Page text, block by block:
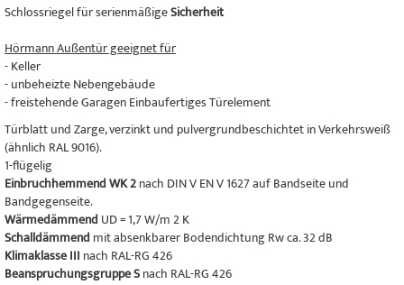
Schlossriegel für serienmäßigeSicherheit
Hörmann Außentür geeignet für
- Keller
- unbeheizte Nebengebäude
- freistehende Garagen Einbaufertiges Türelement
Türblatt und Zarge, verzinkt und pulvergrundbeschichtet in Verkehrsweiß
(ähnlich RAL 9016).
1-flügelig
Einbruchhemmend WK 2nach DIN V EN V 1627 auf Bandseite und
Bandgegenseite.
Wärmedämmend UD = 1,7 W/m 2 K
Schalldämmend mit absenkbarer Bodendichtung Rw ca. 32 dB
Klimaklasse III nach RAL-RG 426
Beanspruchungsgruppe Snach RAL-RG 426